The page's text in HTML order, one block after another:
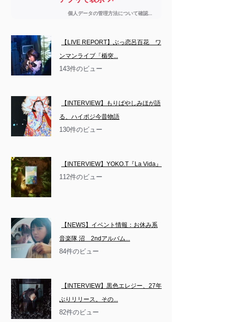
【LIVE REPORT】ぶっ恋呂百花　ワ
ンマンライブ「楯突...
143件のビュー
【INTERVIEW】もりばやしみほが語
る、ハイポジ今昔物語
130件のビュー
【INTERVIEW】YOKO.T『La Vida』
112件のビュー
【NEWS】イベント情報：お休み系
音楽隊 沼　2ndアルバム...
84件のビュー
【INTERVIEW】黒色エレジー、27年
ぶりリリース。その...
82件のビュー